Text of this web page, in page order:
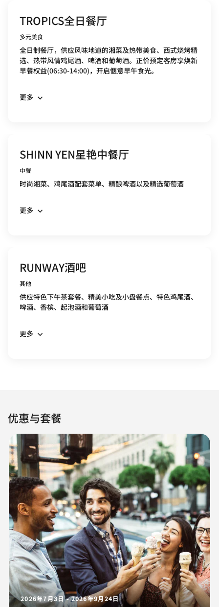
TROPICS全日餐厅
多元美食
全日制餐厅，供应风味地道的湘菜及热带美食、西式烧烤精
选、热带风情鸡尾酒、啤酒和葡萄酒。正价预定客房享焕新
早餐权益(06:30-14:00)，开启惬意早午食光。
更多
SHINN YEN星艳中餐厅
中餐
时尚湘菜、鸡尾酒配套菜单、精酿啤酒以及精选葡萄酒
更多
RUNWAY酒吧
其他
供应特色下午茶套餐、精美小吃及小盘餐点、特色鸡尾酒、
啤酒、香槟、起泡酒和葡萄酒
更多
优惠与套餐
2026年7月3日 - 2026年9月24日